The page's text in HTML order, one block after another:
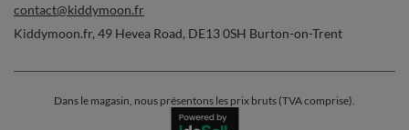
contact@kiddymoon.fr
Kiddymoon.fr, 49 Hevea Road, DE13 0SH Burton-on-Trent
Dans le magasin, nous présentons les prix bruts (TVA comprise).